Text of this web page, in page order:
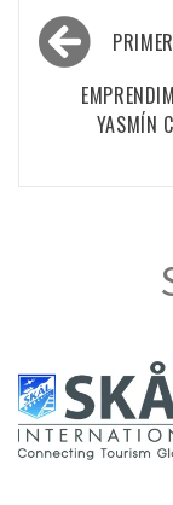
Navegación
de
entradas
YASMÍN